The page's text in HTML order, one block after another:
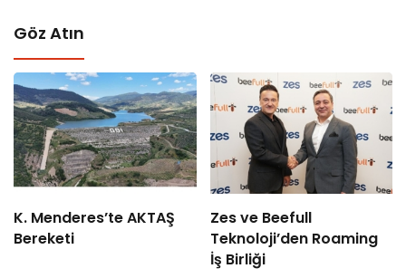
Göz Atın
K. Menderes’te AKTAŞ
Bereketi
Zes ve Beefull
Teknoloji’den Roaming
İş Birliği